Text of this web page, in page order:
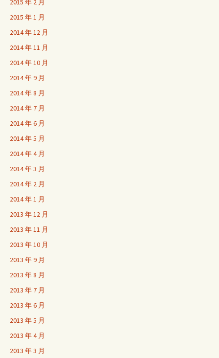
2015 年 2 月
2015 年 1 月
2014 年 12 月
2014 年 11 月
2014 年 10 月
2014 年 9 月
2014 年 8 月
2014 年 7 月
2014 年 6 月
2014 年 5 月
2014 年 4 月
2014 年 3 月
2014 年 2 月
2014 年 1 月
2013 年 12 月
2013 年 11 月
2013 年 10 月
2013 年 9 月
2013 年 8 月
2013 年 7 月
2013 年 6 月
2013 年 5 月
2013 年 4 月
2013 年 3 月